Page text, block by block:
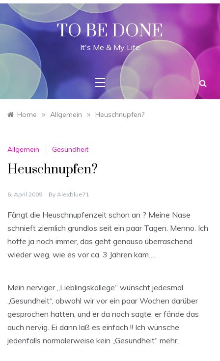
Skip
content
TO BE DONE
It's Me & My Life
Home » Allgemein » Heuschnupfen?
Allgemein Gesundheit
Heuschnupfen?
6. April 2009 By Alexblue71
Fängt die Heuschnupfenzeit schon an ? Meine Nase
schnieft ziemlich grundlos seit ein paar Tagen. Menno. Ich
hoffe ja noch immer, das geht genauso überraschend
wieder weg, wie es vor ca. 3 Jahren kam….
Mein nerviger „Lieblingskollege“ wünscht jedesmal
„Gesundheit“, obwohl wir vor ein paar Wochen darüber
gesprochen hatten, und er da noch sagte, er fände das
auch nervig. Ei dann laß es einfach !! Ich wünsche
jedenfalls normalerweise kein „Gesundheit“ mehr.